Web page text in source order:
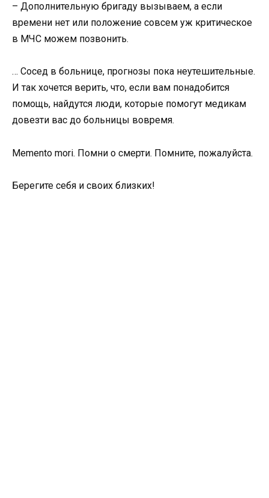
– Дополнительную бригаду вызываем, а если
времени нет или положение совсем уж критическое
в МЧС можем позвонить.
… Сосед в больнице, прогнозы пока неутешительные.
И так хочется верить, что, если вам понадобится
помощь, найдутся люди, которые помогут медикам
довезти вас до больницы вовремя.
Memento mori. Помни о смерти. Помните, пожалуйста.
Берегите себя и своих близких!